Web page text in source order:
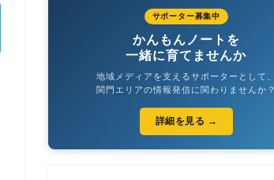
サポーター募集中
かんもんノートを
一緒に育てませんか
地域メディアを支えるサポーターとして、
関門エリアの情報発信に関わりませんか？
詳細を見る →